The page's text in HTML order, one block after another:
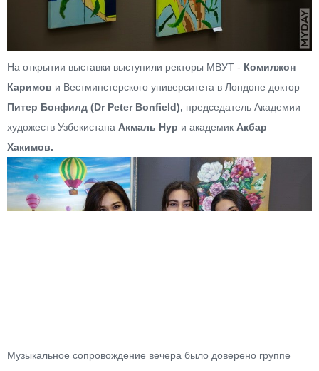
На открытии выставки выступили ректоры МВУТ - Комилжон
Каримов и Вестминстерского университета в Лондоне доктор
Питер Бонфилд (Dr Peter Bonfield), председатель Академии
художеств Узбекистана Акмаль Нур и академик Акбар
Хакимов.
Музыкальное сопровождение вечера было доверено группе